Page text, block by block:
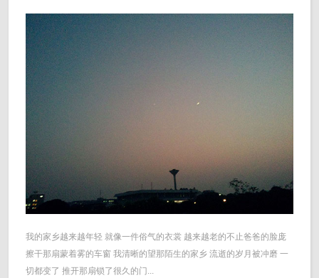
我的家乡越来越年轻 就像一件俗气的衣裳 越来越老的不止爸爸的脸庞
擦干那扇蒙着雾的车窗 我清晰的望那陌生的家乡 流逝的岁月被冲磨 一
切都变了 推开那扇锁了很久的门...